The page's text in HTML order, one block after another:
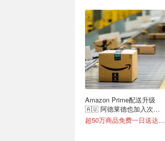
Amazon Prime配送升级
🇦🇺 阿德莱德也加入次日
达！
超50万商品免费一日送达📦